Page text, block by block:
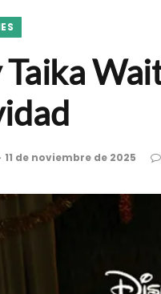
Taika
11 de noviembre de 2025